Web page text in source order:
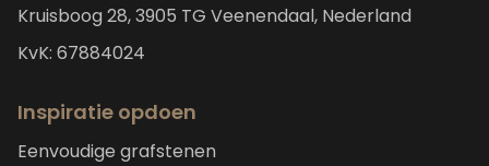
Kruisboog 28, 3905 TG Veenendaal, Nederland
KvK: 67884024
Inspiratie opdoen
Eenvoudige grafstenen